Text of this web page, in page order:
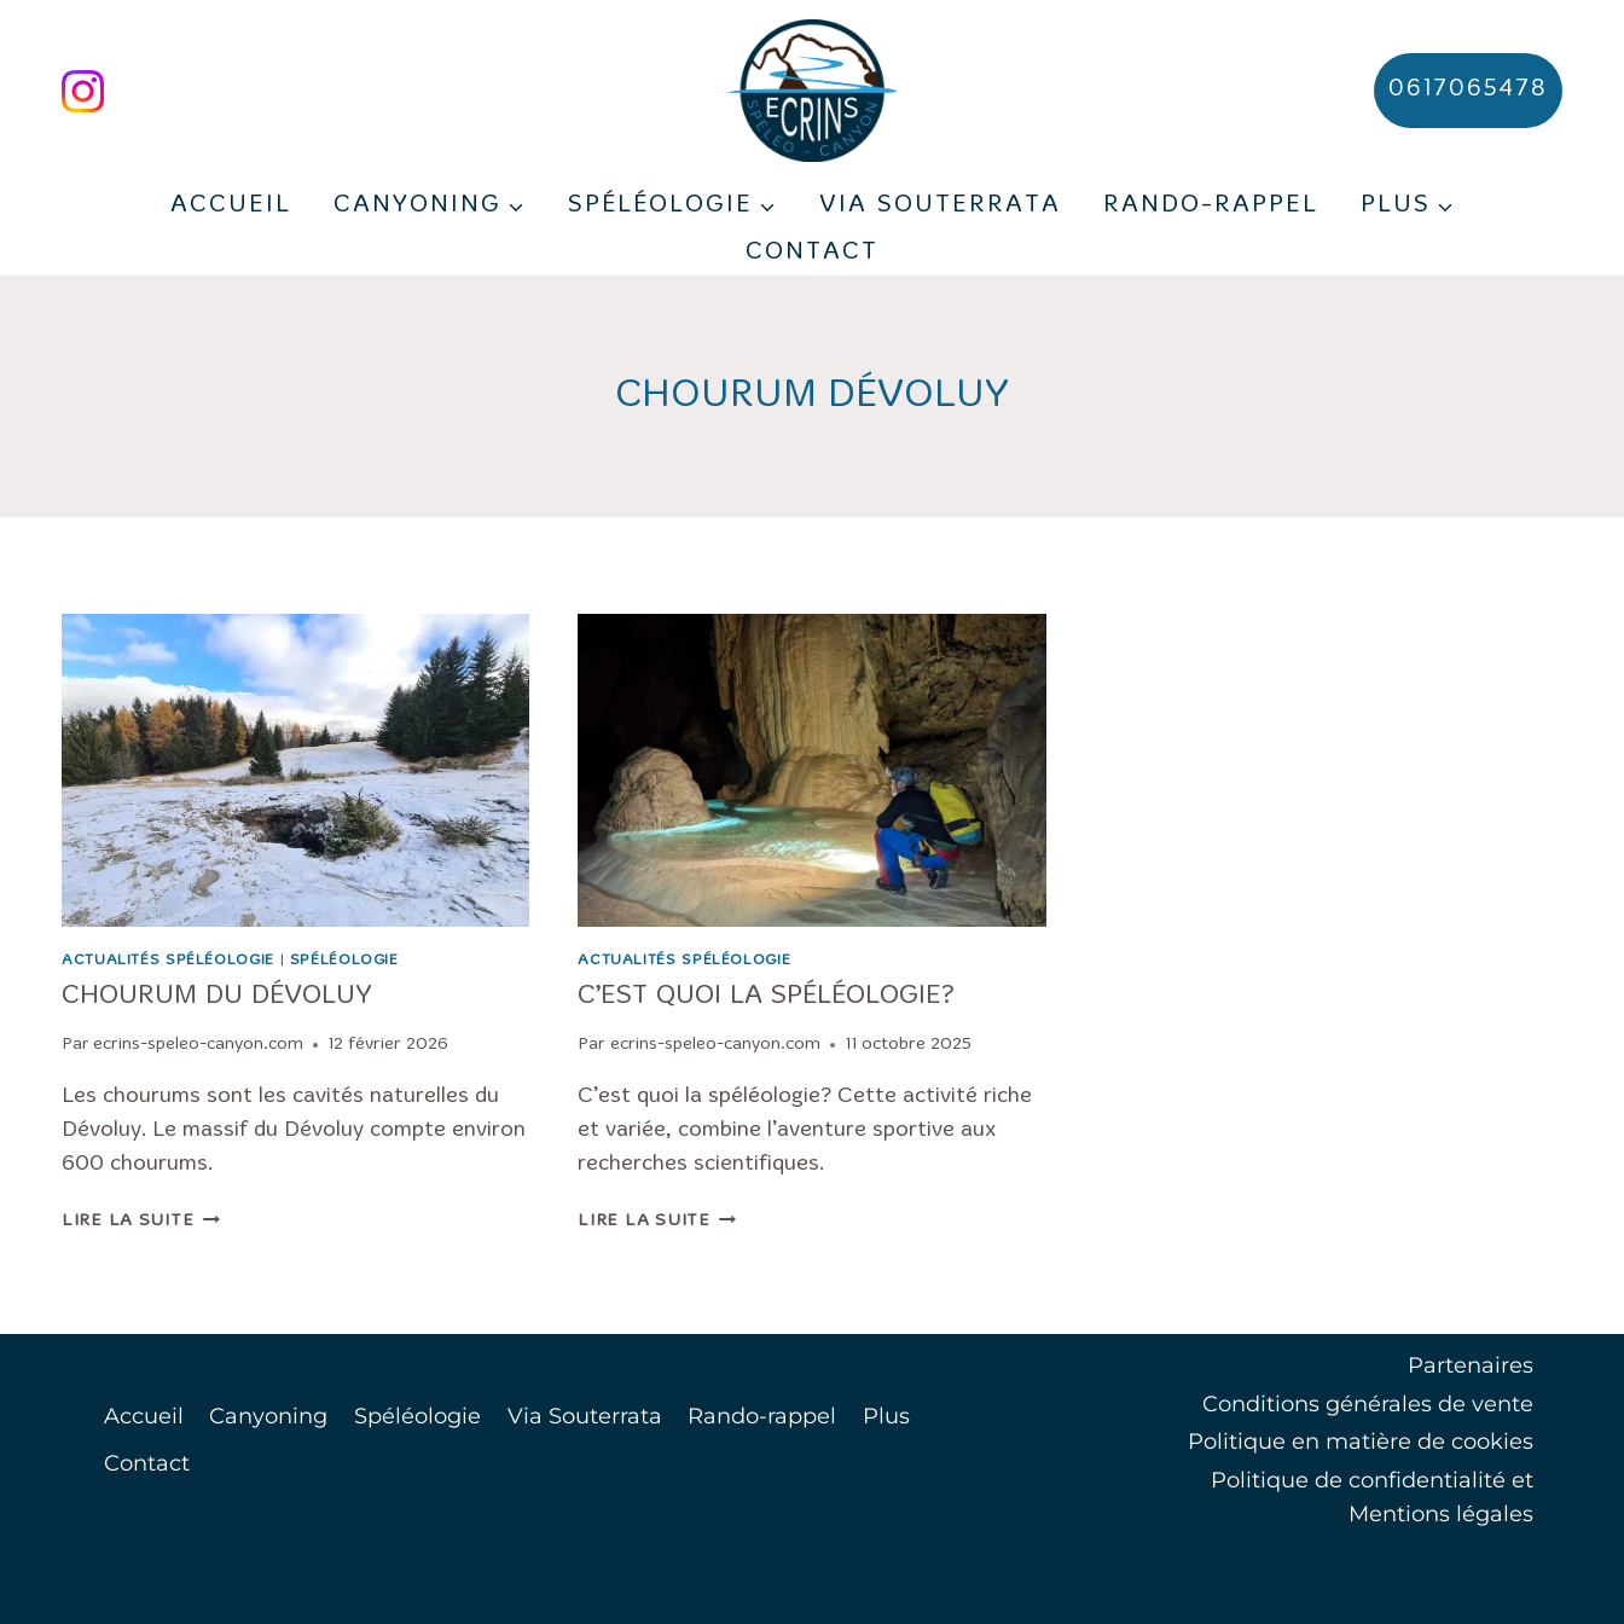
contenu
0617065478
ACCUEIL CANYONING SPÉLÉOLOGIE VIA SOUTERRATA RANDO-RAPPEL
PLUS
CONTACT
CHOURUM DÉVOLUY
ACTUALITÉS SPÉLÉOLOGIE SPÉLÉOLOGIE
CHOURUM DU DÉVOLUY
Par ecrins-speleo-canyon.com 12 février 2026
Les chourums sont les cavités naturelles du
Dévoluy. Le massif du Dévoluy compte environ
600 chourums.
LIRE LA SUITECHOURUM
ACTUALITÉS SPÉLÉOLOGIE
C’EST QUOI LA SPÉLÉOLOGIE?
Par ecrins-speleo-canyon.com 11 octobre 2025
C’est quoi la spéléologie? Cette activité riche
et variée, combine l’aventure sportive aux
recherches scientifiques.
LIRE LA SUITEC’EST
Accueil Canyoning Spéléologie Via Souterrata Rando-rappel
Plus
Contact
Partenaires
Conditions générales de vente
Politique en matière de cookies
Politique de confidentialité et
Mentions légales